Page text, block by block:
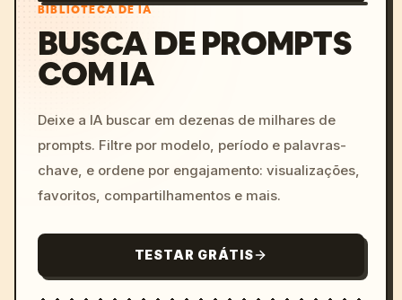
BIBLIOTECA DE IA
BUSCA DE PROMPTS
COM IA
Deixe a IA buscar em dezenas de milhares de
prompts. Filtre por modelo, período e palavras-
chave, e ordene por engajamento: visualizações,
favoritos, compartilhamentos e mais.
TESTAR GRÁTIS